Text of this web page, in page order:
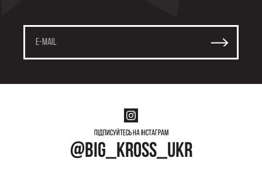
Підписуйтесь на інстаграм
@big_kross_ukr